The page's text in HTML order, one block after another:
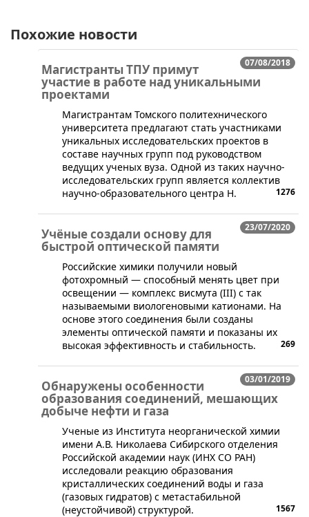
Похожие новости
07/08/2018
Магистранты ТПУ примут
участие в работе над уникальными
проектами
​Магистрантам Томского политехнического
университета предлагают стать участниками
уникальных исследовательских проектов в
составе научных групп под руководством
ведущих ученых вуза. Одной из таких научно-
исследовательских групп является коллектив
научно-образовательного центра Н.
1276
23/07/2020
Учёные создали основу для
быстрой оптической памяти
Российские химики получили новый
фотохромный — способный менять цвет при
освещении — комплекс висмута (III) с так
называемыми виологеновыми катионами. На
основе этого соединения были созданы
элементы оптической памяти и показаны их
высокая эффективность и стабильность.
269
03/01/2019
Обнаружены особенности
образования соединений, мешающих
добыче нефти и газа
​​Ученые из Института неорганической химии
имени А.В. Николаева Сибирского отделения
Российской академии наук (ИНХ СО РАН)
исследовали реакцию образования
кристаллических соединений воды и газа
(газовых гидратов) с метастабильной
(неустойчивой) структурой.
1567